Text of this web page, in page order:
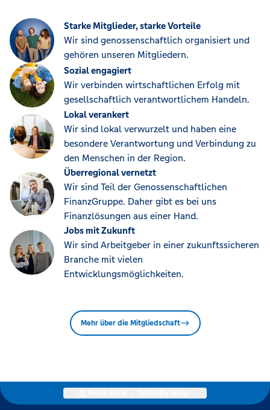
Starke Mitglieder, starke Vorteile
Wir sind genossenschaftlich organisiert und
gehören unseren Mitgliedern.
Sozial engagiert
Wir verbinden wirtschaftlichen Erfolg mit
gesellschaftlich verantwortlichem Handeln.
Lokal verankert
Wir sind lokal verwurzelt und haben eine
besondere Verantwortung und Verbindung zu
den Menschen in der Region.
Überregional vernetzt
Wir sind Teil der Genossenschaftlichen
FinanzGruppe. Daher gibt es bei uns
Finanzlösungen aus einer Hand.
Jobs mit Zukunft
Wir sind Arbeitgeber in einer zukunftssicheren
Branche mit vielen
Entwicklungsmöglichkeiten.
Mehr über die Mitgliedschaft